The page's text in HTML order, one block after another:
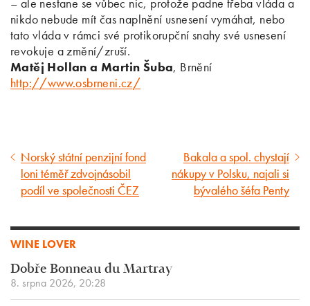
nikdo nebude mít čas naplnění usnesení vymáhat, nebo
tato vláda v rámci své protikorupční snahy své usnesení
revokuje a změní/zruší.
Matěj Hollan a Martin Šuba, Brnění
http://www.osbrneni.cz/
Předcházející
článek
Norský státní penzijní fond
loni téměř zdvojnásobil
podíl ve společnosti ČEZ
Následující
článek
Bakala a spol. chystají
nákupy v Polsku, najali si
bývalého šéfa Penty
WINE LOVER
Dobře Bonneau du Martray
8. srpna 2026, 20:28